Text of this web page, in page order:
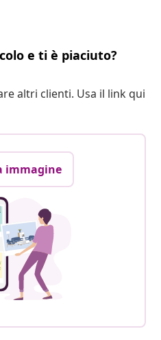
e ti è piaciuto?
altri clienti. Usa il link qui
immagine